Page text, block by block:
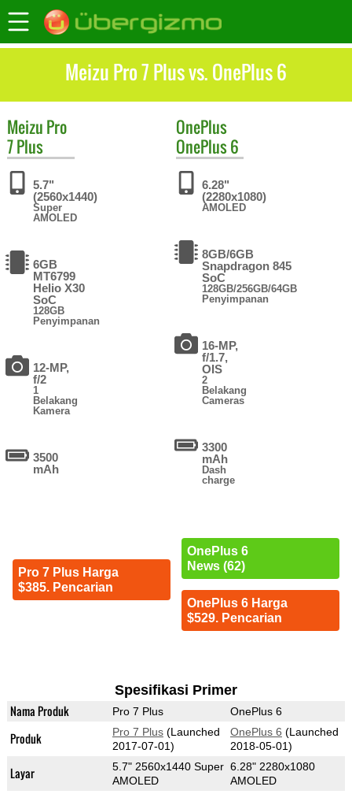
Meizu Pro 7 Plus vs. OnePlus 6
Meizu Pro
7 Plus
5.7"
(2560x1440)
Super
AMOLED
6GB
MT6799
Helio X30
SoC
128GB
Penyimpanan
12-MP,
f/2
1
Belakang
Kamera
3500
mAh
Pro 7 Plus Harga
$385. Pencarian
OnePlus
OnePlus 6
6.28"
(2280x1080)
AMOLED
8GB/6GB
Snapdragon 845
SoC
128GB/256GB/64GB
Penyimpanan
16-MP,
f/1.7,
OIS
2
Belakang
Cameras
3300
mAh
Dash
charge
OnePlus 6
News (62)
OnePlus 6 Harga
$529. Pencarian
Spesifikasi Primer
Nama Produk Pro 7 Plus OnePlus 6
Produk Pro 7 Plus(Launched
2017-07-01)
OnePlus 6 (Launched
2018-05-01)
Layar
5.7" 2560x1440 Super
AMOLED
6.28" 2280x1080
AMOLED